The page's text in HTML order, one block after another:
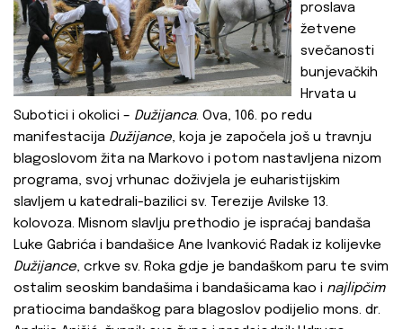
proslava
žetvene
svečanosti
bunjevačkih
Hrvata u
Subotici i okolici – Dužijanca. Ova, 106. po redu
manifestacija Dužijance, koja je započela još u travnju
blagoslovom žita na Markovo i potom nastavljena nizom
programa, svoj vrhunac doživjela je euharistijskim
slavljem u katedrali-bazilici sv. Terezije Avilske 13.
kolovoza. Misnom slavlju prethodio je ispraćaj bandaša
Luke Gabrića i bandašice Ane Ivanković Radak iz kolijevke
Dužijance, crkve sv. Roka gdje je bandaškom paru te svim
ostalim seoskim bandašima i bandašicama kao i najlipčim
pratiocima bandaškog para blagoslov podijelio mons. dr.